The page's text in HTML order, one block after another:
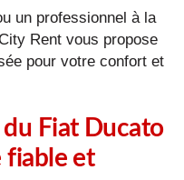
un professionnel à la
Rent vous propose
pour votre confort et
du Fiat Ducato
fiable et